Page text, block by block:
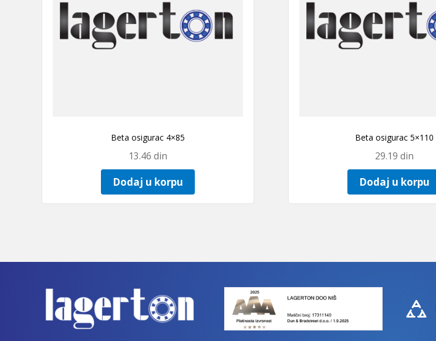
Beta osigurac 4×85
13.46 din
Dodaj u korpu
Beta osigurac 5×110
29.19 din
Dodaj u korpu